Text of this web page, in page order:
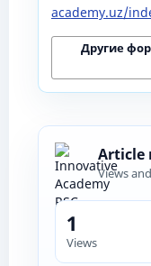
academy.uz/
Другие
Article
Views
1
Views